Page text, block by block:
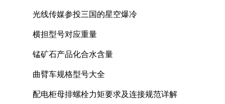
光线传媒参投三国的星空爆冷
横担型号对应重量
锰矿石产品化合水含量
曲臂车规格型号大全
配电柜母排螺栓力矩要求及连接规范详解